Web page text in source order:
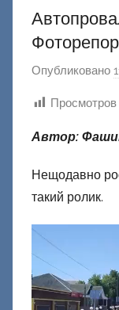
Опубликовано
Автор:
Нещодавно
такий ролик.